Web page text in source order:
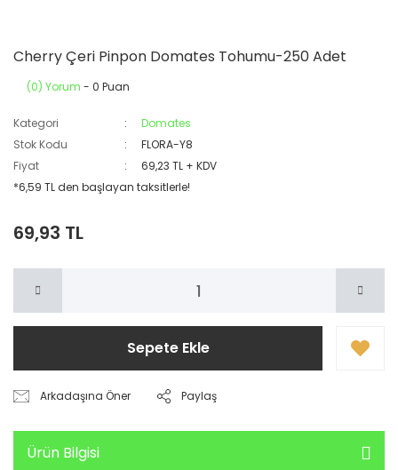
Cherry Çeri Pinpon Domates Tohumu-250 Adet
(0) Yorum - 0 Puan
Kategori
Domates
Stok Kodu
FLORA-Y8
Fiyat
69,23 TL + KDV
*6,59 TL den başlayan taksitlerle!
69,93 TL
Sepete Ekle
Arkadaşına Öner Paylaş
Ürün Bilgisi